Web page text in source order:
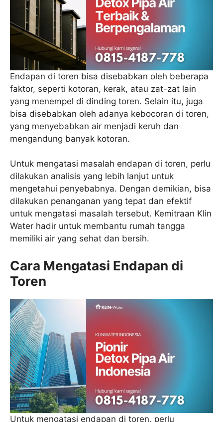
Endapan di toren bisa disebabkan oleh beberapa
faktor, seperti kotoran, kerak, atau zat-zat lain
yang menempel di dinding toren. Selain itu, juga
bisa disebabkan oleh adanya kebocoran di toren,
yang menyebabkan air menjadi keruh dan
mengandung banyak kotoran.
Untuk mengatasi masalah endapan di toren, perlu
dilakukan analisis yang lebih lanjut untuk
mengetahui penyebabnya. Dengan demikian, bisa
dilakukan penanganan yang tepat dan efektif
untuk mengatasi masalah tersebut. Kemitraan Klin
Water hadir untuk membantu rumah tangga
memiliki air yang sehat dan bersih.
Cara Mengatasi Endapan di
Toren
Untuk mengatasi endapan di toren, perlu